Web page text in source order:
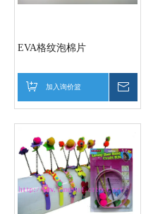
EVA格纹泡棉片
加入询价篮